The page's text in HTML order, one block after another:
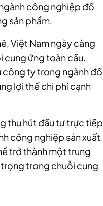
công nghiệp đồ
sản phẩm.
Việt Nam ngày càng
cung ứng toàn cầu.
công ty trong ngành đồ
lợi thế chi phí cạnh
thu hút đầu tư trực tiếp
công nghiệp sản xuất
trở thành một trung
trong chuỗi cung